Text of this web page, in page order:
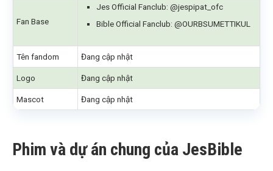
Fan Base
Jes Official Fanclub: @jespipat_ofc
Bible Official Fanclub: @OURBSUMETTIKUL
Tên fandom Đang cập nhật
Logo Đang cập nhật
Mascot Đang cập nhật
Phim và dự án chung của JesBible